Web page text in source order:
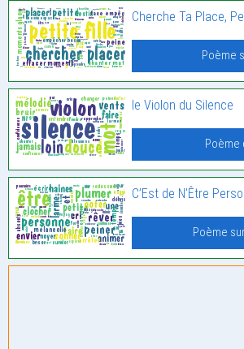
Cherche Ta Place,
Poème
le Violon du Silence
Poème
C’Est de N’Être
Poème